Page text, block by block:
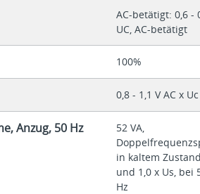
AC-betätigt: 0,6 -
UC, AC-betätigt
100%
0,8 - 1,1 V AC x Uc
Anzug, 50 Hz
52 VA,
in kaltem
und 1,0 x Us, bei
Hz